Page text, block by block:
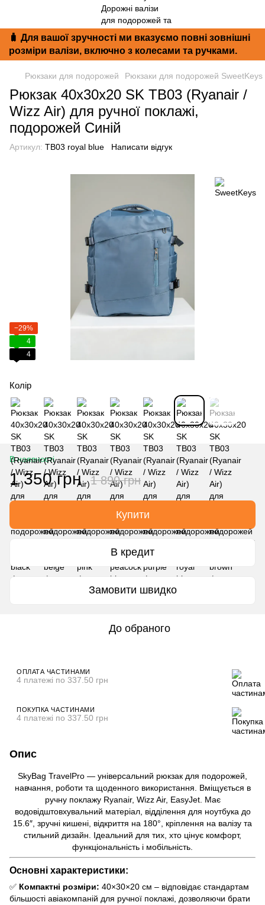
🧳 Для вашої зручності ми вказуємо повні зовнішні
розміри валізи, включно з колесами та ручками.
Рюкзаки для подорожей Рюкзаки для подорожей SweetKeys
Рюкзак 40x30x20 SK TB03 (Ryanair /
Wizz Air) для ручної поклажі,
подорожей Синій
Артикул: TB03 royal blue Написати відгук
−29%
4
4
Колір
В наявності
1 350 грн 1 890 грн
Купити
В кредит
Замовити швидко
До обраного
ОПЛАТА ЧАСТИНАМИ
4 платежі по 337.50 грн
ПОКУПКА ЧАСТИНАМИ
4 платежі по 337.50 грн
Опис
SkyBag TravelPro — універсальний рюкзак для подорожей,
навчання, роботи та щоденного використання. Вміщується в
ручну поклажу Ryanair, Wizz Air, EasyJet. Має
водовідштовхувальний матеріал, відділення для ноутбука до
15.6″, зручні кишені, відкриття на 180°, кріплення на валізу та
стильний дизайн. Ідеальний для тих, хто цінує комфорт,
функціональність і мобільність.
Основні характеристики:
✅ Компактні розміри: 40×30×20 см – відповідає стандартам
більшості авіакомпаній для ручної поклажі, дозволяючи брати